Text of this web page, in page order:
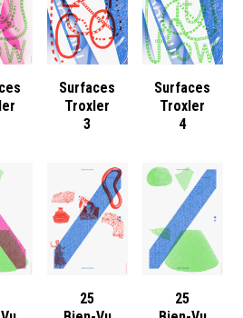
Surfaces
Troxler
3
Surfaces
Troxler
4
25
25